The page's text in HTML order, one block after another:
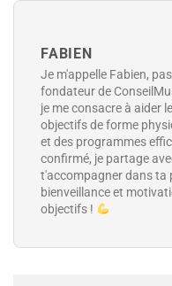
FABIEN
Je m'appelle Fabien,
fondateur de
je me consacre à aider
objectifs de forme
et des programmes
confirmé, je partage
t'accompagner dans ta
bienveillance et
objectifs !